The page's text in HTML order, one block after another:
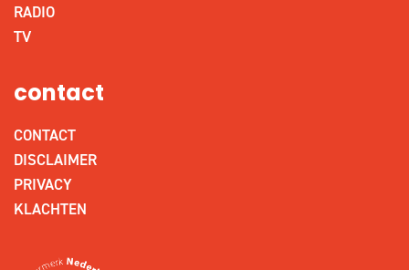
RADIO
TV
contact
CONTACT
DISCLAIMER
PRIVACY
KLACHTEN